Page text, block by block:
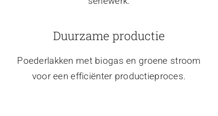
Duurzame productie
Poederlakken met biogas en groene stroom
voor een efficiënter productieproces.